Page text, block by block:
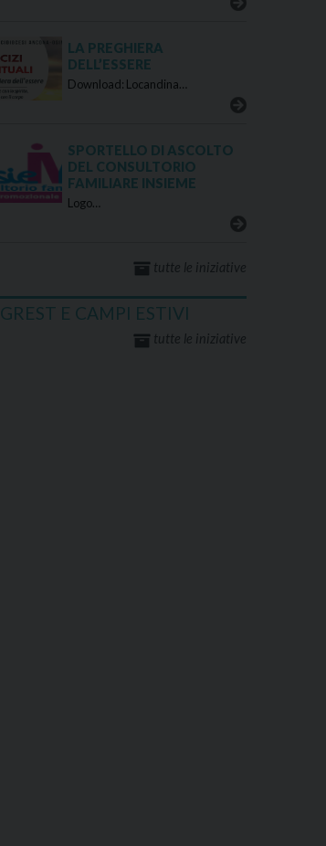
LA PREGHIERA
DELL’ESSERE
Download: Locandina…
SPORTELLO DI ASCOLTO
DEL CONSULTORIO
FAMILIARE INSIEME
Logo…
tutte le iniziative
GREST E CAMPI ESTIVI
tutte le iniziative